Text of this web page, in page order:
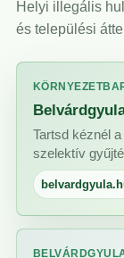
Helyi illegális
és települési
Tartsd kéznél
szelektív